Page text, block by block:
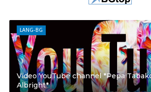
LANG-BG
Video YouTube channel *Pepa
Albright*